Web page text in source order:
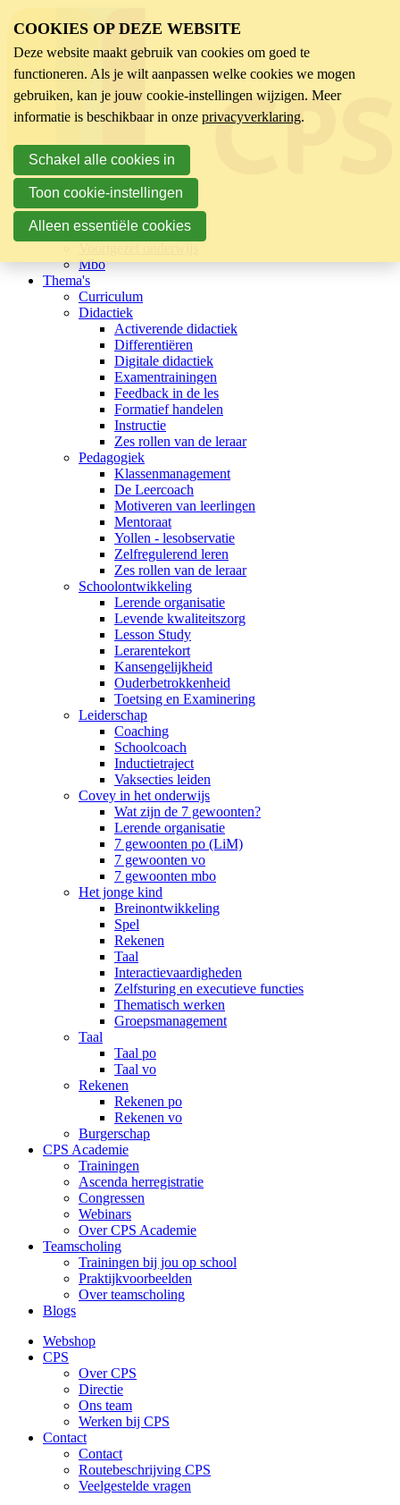
Sector
Kinderopvang
Basisonderwijs
Mbo
Thema's
Curriculum
Didactiek
Activerende didactiek
Differentiëren
Digitale didactiek
Examentrainingen
Feedback in de les
Formatief handelen
Instructie
Zes rollen van de leraar
Pedagogiek
Klassenmanagement
De Leercoach
Motiveren van leerlingen
Mentoraat
Yollen - lesobservatie
Zelfregulerend leren
Zes rollen van de leraar
Schoolontwikkeling
Lerende organisatie
Levende kwaliteitszorg
Lesson Study
Lerarentekort
Kansengelijkheid
Ouderbetrokkenheid
Toetsing en Examinering
Leiderschap
Coaching
Schoolcoach
Inductietraject
Vaksecties leiden
Covey in het onderwijs
Wat zijn de 7 gewoonten?
Lerende organisatie
7 gewoonten po (LiM)
7 gewoonten vo
7 gewoonten mbo
Het jonge kind
Breinontwikkeling
Spel
Rekenen
Taal
Interactievaardigheden
Zelfsturing en executieve functies
Thematisch werken
Groepsmanagement
Taal
Taal po
Taal vo
Rekenen
Rekenen po
Rekenen vo
Burgerschap
CPS Academie
Trainingen
Ascenda herregistratie
Congressen
Webinars
Over CPS Academie
Teamscholing
Trainingen bij jou op school
Praktijkvoorbeelden
Over teamscholing
Blogs
Webshop
CPS
Over CPS
Directie
Ons team
Werken bij CPS
Contact
Contact
Routebeschrijving CPS
Veelgestelde vragen
COOKIES OP DEZE WEBSITE
Deze website maakt gebruik van cookies om goed te
functioneren. Als je wilt aanpassen welke cookies we mogen
gebruiken, kan je jouw cookie-instellingen wijzigen. Meer
informatie is beschikbaar in onze privacyverklaring.
Schakel alle cookies in
Toon cookie-instellingen
Alleen essentiële cookies